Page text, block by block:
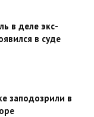
в деле экс-
в суде
заподозрили в